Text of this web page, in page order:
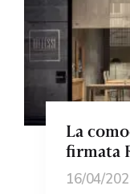
La
firmata
16/04/